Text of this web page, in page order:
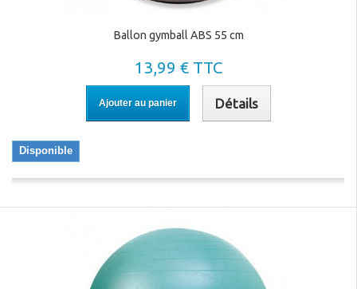
Ballon gymball ABS 55 cm
13,99 € TTC
Ajouter au panier Détails
Disponible